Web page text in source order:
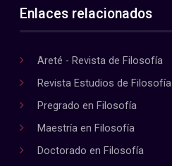
Enlaces relacionados
Areté - Revista de Filosofía
Revista Estudios de Filosofía
Pregrado en Filosofía
Maestría en Filosofía
Doctorado en Filosofía